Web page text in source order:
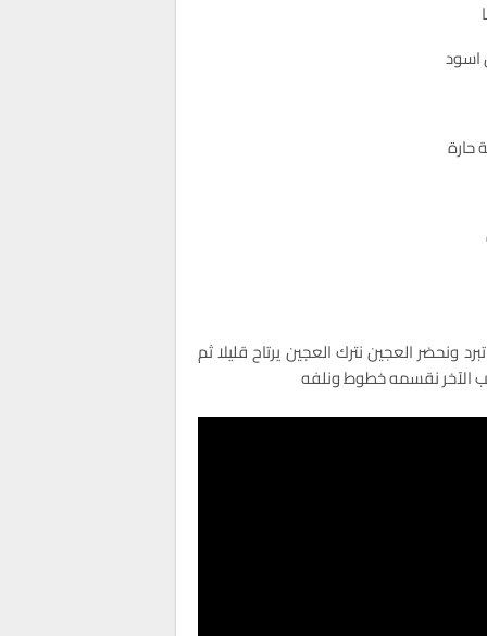
اسود
ونحضر العجين نترك العجين يرتاح قليلا ثم
الآخر نقسمه خطوط ونلفه